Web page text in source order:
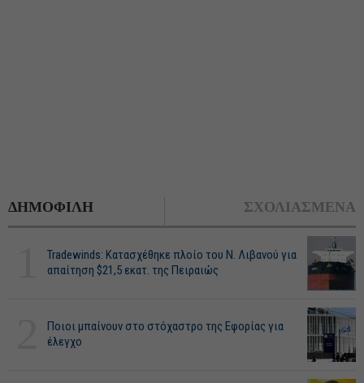
ΔΗΜΟΦΙΛΗ ΣΧΟΛΙΑΣΜΕΝΑ
Tradewinds: Κατασχέθηκε πλοίο του Ν. Λιβανού για
απαίτηση $21,5 εκατ. της Πειραιώς
Ποιοι μπαίνουν στο στόχαστρο της Εφορίας για
έλεγχο